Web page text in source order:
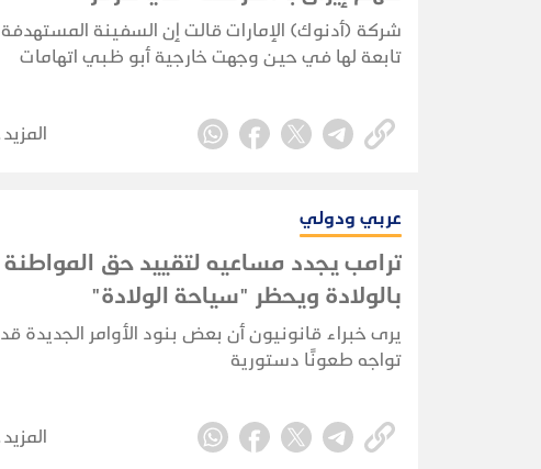
شركة (أدنوك) الإمارات قالت إن السفينة المستهدفة
تابعة لها في حين وجهت خارجية أبو ظبي اتهامات
المزيد
عربي ودولي
ترامب يجدد مساعيه لتقييد حق المواطنة
بالولادة ويحظر "سياحة الولادة"
يرى خبراء قانونيون أن بعض بنود الأوامر الجديدة قد
تواجه طعونًا دستورية
المزيد